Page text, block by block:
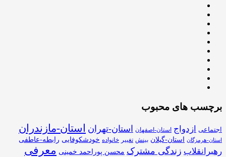
برچسب های محبوب
اجتماعی ازدواج استان-اصفهان استان-تهران استان-مازندران
استان-هرمزگان استان-گیلان بینش تغییر خانواده خودشکوفایی رابطه-عاطفی
رهبرانقلاب زندگی مشترک محسن پوراحمد خمینی معرفی